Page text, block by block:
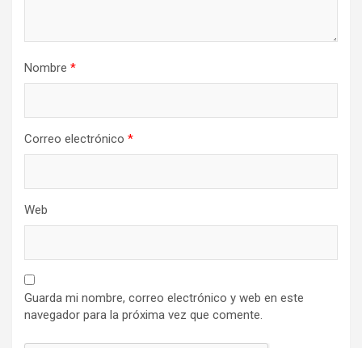
Nombre *
Correo electrónico *
Web
Guarda mi nombre, correo electrónico y web en este
navegador para la próxima vez que comente.